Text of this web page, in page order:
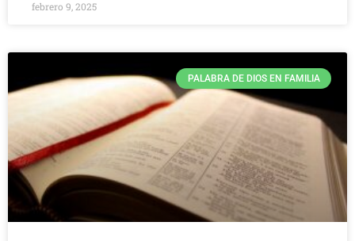
febrero 9, 2025
PALABRA DE DIOS EN FAMILIA